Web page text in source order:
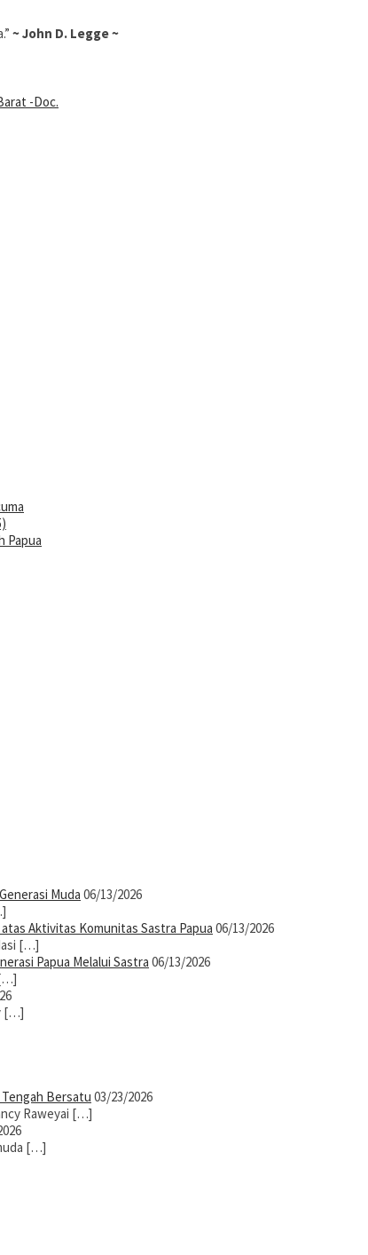
~ John D. Legge ~
Papua
Muda 06/13/2026
Aktivitas Komunitas Sastra Papua 06/13/2026
[…]
Papua Melalui Sastra 06/13/2026
[…]
Bersatu 03/23/2026
Raweyai […]
[…]